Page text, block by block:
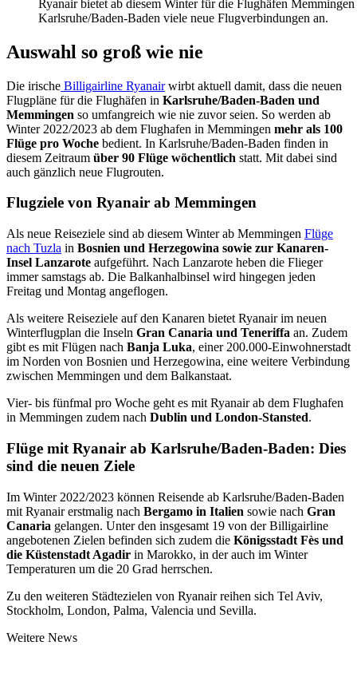
Ryanair bietet ab diesem Winter für die Flughäfen
Karlsruhe/Baden-Baden viele neue Flugverbindungen an.
Auswahl so groß wie nie
Die irische Billigairline Ryanairwirbt aktuell damit, dass die neuen
Flugpläne für die Flughäfen in Karlsruhe/Baden-Baden und
Memmingen so umfangreich wie nie zuvor seien. So werden ab
Winter 2022/2023 ab dem Flughafen in Memmingen mehr als 100
Flüge pro Woche bedient. In Karlsruhe/Baden-Baden finden in
diesem Zeitraum über 90 Flüge wöchentlich statt. Mit dabei sind
auch gänzlich neue Flugrouten.
Flugziele von Ryanair ab Memmingen
Als neue Reiseziele sind ab diesem Winter ab Memmingen Flüge
nach Tuzla in Bosnien und Herzegowina sowie zur Kanaren-
Insel Lanzarote aufgeführt. Nach Lanzarote heben die Flieger
immer samstags ab. Die Balkanhalbinsel wird hingegen jeden
Freitag und Montag angeflogen.
Als weitere Reiseziele auf den Kanaren bietet Ryanair im neuen
Winterflugplan die Inseln Gran Canaria und Teneriffa an. Zudem
gibt es mit Flügen nach Banja Luka, einer 200.000-Einwohnerstadt
im Norden von Bosnien und Herzegowina, eine weitere Verbindung
zwischen Memmingen und dem Balkanstaat.
Vier- bis fünfmal pro Woche geht es mit Ryanair ab dem Flughafen
in Memmingen zudem nach Dublin und London-Stansted.
Flüge mit Ryanair ab Karlsruhe/Baden-Baden: Dies
sind die neuen Ziele
Im Winter 2022/2023 können Reisende ab Karlsruhe/Baden-Baden
mit Ryanair erstmalig nach Bergamo in Italien sowie nach Gran
Canaria gelangen. Unter den insgesamt 19 von der Billigairline
angebotenen Zielen befinden sich zudem die Königsstadt Fès und
die Küstenstadt Agadir in Marokko, in der auch im Winter
Temperaturen um die 20 Grad herrschen.
Zu den weiteren Städtezielen von Ryanair reihen sich Tel Aviv,
Stockholm, London, Palma, Valencia und Sevilla.
Weitere News